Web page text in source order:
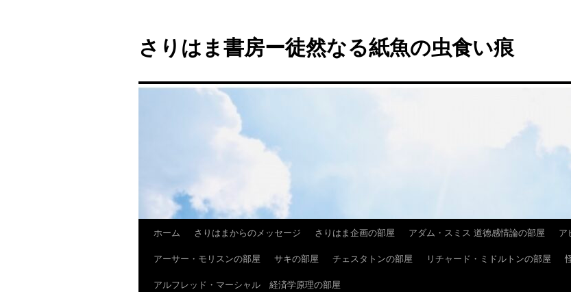
テ
ン
へ
さりはま書房ー徒然なる紙魚の虫食い痕
ホーム さりはまからのメッセージ さりはま企画の部屋 アダム・スミス 道徳感情論の部屋
ア
アーサー・モリスンの部屋
サキの部屋 チェスタトンの部屋 リチャード・ミドルトンの部屋
アルフレッド・マーシャル 経済学原理の部屋